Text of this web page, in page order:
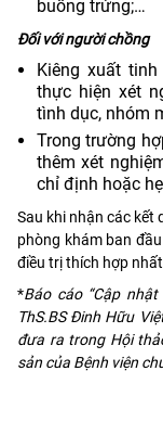
buồng trứng;…
Đối với người chồng
Kiêng xuất
thực hiện xét
tình dục, nhóm
Trong trường
thêm xét
chỉ định hoặc
Sau khi nhận các kết
phòng khám ban
điều trị thích hợp
*Báo cáo “Cập
ThS.BS Đinh Hữu
đưa ra trong Hội
sản của Bệnh viện